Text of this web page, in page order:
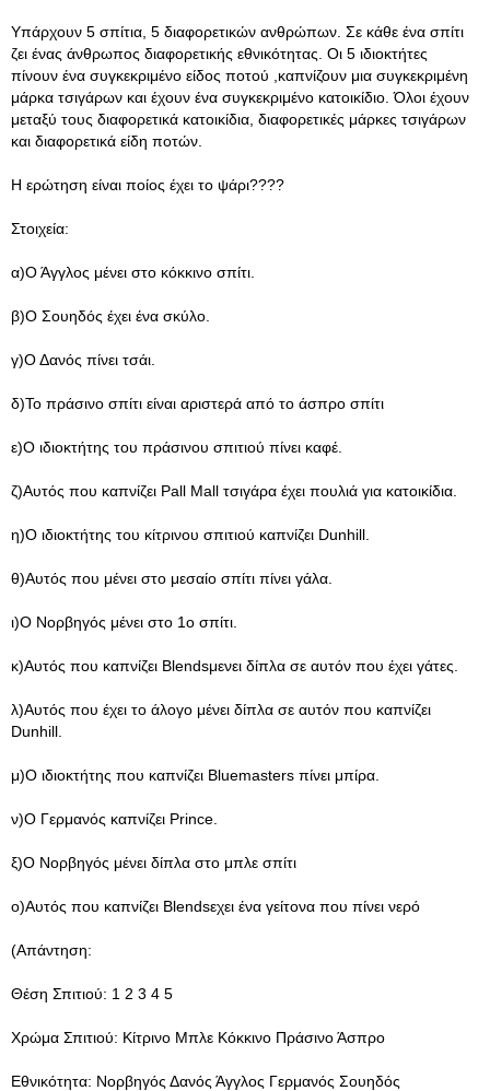
Υπάρχουν 5 σπίτια, 5 διαφορετικών ανθρώπων. Σε κάθε ένα σπίτι
ζει ένας άνθρωπος διαφορετικής εθνικότητας. Οι 5 ιδιοκτήτες
πίνουν ένα συγκεκριμένο είδος ποτού ,καπνίζουν μια συγκεκριμένη
μάρκα τσιγάρων και έχουν ένα συγκεκριμένο κατοικίδιο. Όλοι έχουν
μεταξύ τους διαφορετικά κατοικίδια, διαφορετικές μάρκες τσιγάρων
και διαφορετικά είδη ποτών.
Η ερώτηση είναι ποίος έχει το ψάρι????
Στοιχεία:
α)Ο Άγγλος μένει στο κόκκινο σπίτι.
β)Ο Σουηδός έχει ένα σκύλο.
γ)Ο Δανός πίνει τσάι.
δ)Το πράσινο σπίτι είναι αριστερά από το άσπρο σπίτι
ε)Ο ιδιοκτήτης του πράσινου σπιτιού πίνει καφέ.
ζ)Αυτός που καπνίζει Pall Mall τσιγάρα έχει πουλιά για κατοικίδια.
η)Ο ιδιοκτήτης του κίτρινου σπιτιού καπνίζει Dunhill.
θ)Αυτός που μένει στο μεσαίο σπίτι πίνει γάλα.
ι)Ο Νορβηγός μένει στο 1ο σπίτι.
κ)Αυτός που καπνίζει Blendsμενει δίπλα σε αυτόν που έχει γάτες.
λ)Αυτός που έχει το άλογο μένει δίπλα σε αυτόν που καπνίζει
Dunhill.
μ)Ο ιδιοκτήτης που καπνίζει Bluemasters πίνει μπίρα.
ν)Ο Γερμανός καπνίζει Prince.
ξ)Ο Νορβηγός μένει δίπλα στο μπλε σπίτι
ο)Αυτός που καπνίζει Blendsεχει ένα γείτονα που πίνει νερό
(Απάντηση:
Θέση Σπιτιού: 1 2 3 4 5
Χρώμα Σπιτιού: Κίτρινο Μπλε Κόκκινο Πράσινο Άσπρο
Εθνικότητα: Νορβηγός Δανός Άγγλος Γερμανός Σουηδός